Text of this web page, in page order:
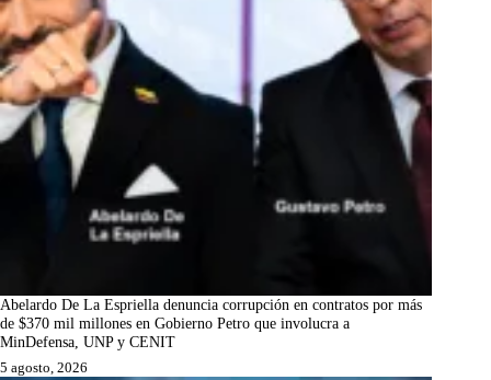
Abelardo De La Espriella denuncia corrupción en contratos por más
de $370 mil millones en Gobierno Petro que involucra a
MinDefensa, UNP y CENIT
5 agosto, 2026